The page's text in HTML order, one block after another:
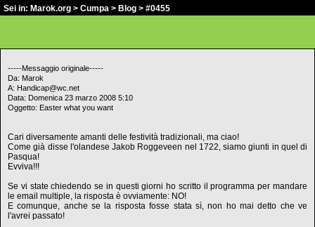
Sei in: Marok.org > Cumpa > Blog > #0455
-----Messaggio originale-----
Da: Marok
A: Handicap@wc.net
Data: Domenica 23 marzo 2008 5:10
Oggetto: Easter what you want
Cari diversamente amanti delle festività tradizionali, ma ciao!
Come già disse l'olandese Jakob Roggeveen nel 1722, siamo giunti in quel di
Pasqua!
Evviva!!!
Se vi state chiedendo se in questi giorni ho scritto il programma per mandare
le email multiple, la risposta è ovviamente: NO!
E comunque, anche se la risposta fosse stata sì, non ho mai detto che ve
l'avrei passato!